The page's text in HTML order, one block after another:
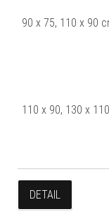
90 x 75, 110 x 90
110 x 90, 130 x
DETAIL